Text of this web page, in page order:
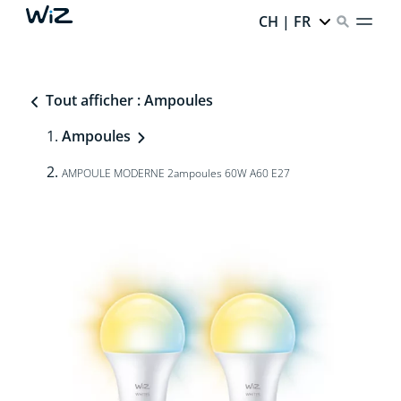
CH | FR
Tout afficher : Ampoules
Ampoules
AMPOULE MODERNE 2ampoules 60W A60 E27